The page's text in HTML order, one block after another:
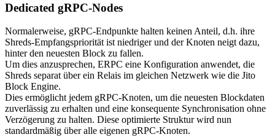
Dedicated gRPC-Nodes
Normalerweise, gRPC-Endpunkte halten keinen Anteil, d.h. ihre
Shreds-Empfangspriorität ist niedriger und der Knoten neigt dazu,
hinter den neuesten Block zu fallen.
Um dies anzusprechen, ERPC eine Konfiguration anwendet, die
Shreds separat über ein Relais im gleichen Netzwerk wie die Jito
Block Engine.
Dies ermöglicht jedem gRPC-Knoten, um die neuesten Blockdaten
zuverlässig zu erhalten und eine konsequente Synchronisation ohne
Verzögerung zu halten. Diese optimierte Struktur wird nun
standardmäßig über alle eigenen gRPC-Knoten.